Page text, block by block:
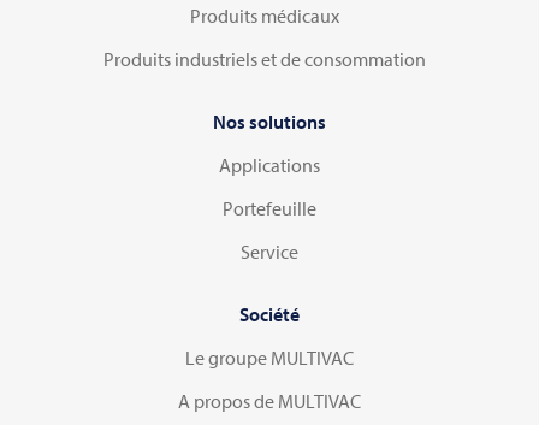
Produits médicaux
Produits industriels et de consommation
Nos solutions
Applications
Portefeuille
Service
Société
Le groupe MULTIVAC
A propos de MULTIVAC